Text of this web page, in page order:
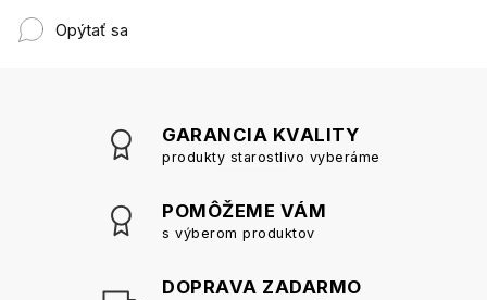
Opýtať sa
GARANCIA KVALITY
produkty starostlivo vyberáme
POMÔŽEME VÁM
s výberom produktov
DOPRAVA ZADARMO